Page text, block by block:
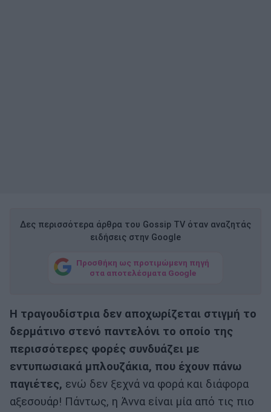
Δες περισσότερα άρθρα του Gossip TV όταν αναζητάς
ειδήσεις στην Google
Προσθήκη ως προτιμώμενη πηγή
στα αποτελέσματα Google
Η τραγουδίστρια δεν αποχωρίζεται στιγμή το
δερμάτινο στενό παντελόνι το οποίο της
περισσότερες φορές συνδυάζει με
εντυπωσιακά μπλουζάκια, που έχουν πάνω
παγιέτες, ενώ δεν ξεχνά να φορά και διάφορα
αξεσουάρ! Πάντως, η Άννα είναι μία από τις πιο